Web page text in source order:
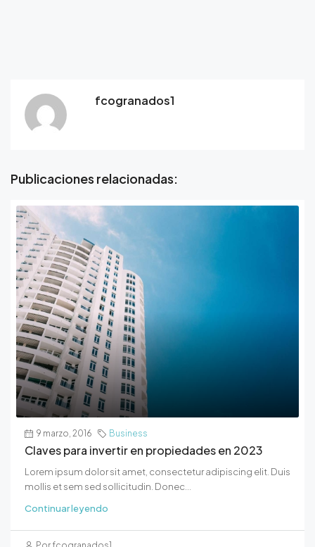
fcogranados1
Publicaciones relacionadas:
9 marzo, 2016 Business
Claves para invertir en propiedades en 2023
Lorem ipsum dolor sit amet, consectetur adipiscing elit. Duis
mollis et sem sed sollicitudin. Donec...
Continuar leyendo